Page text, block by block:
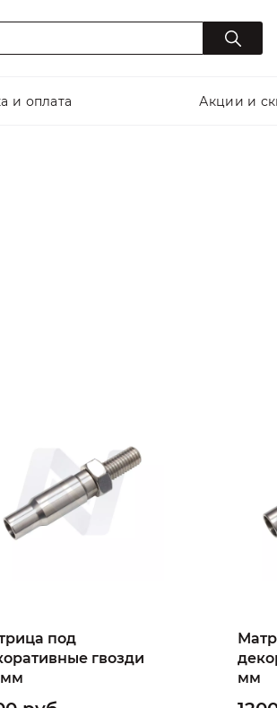
и оплата Акции и
под
гвозди
мм
мм